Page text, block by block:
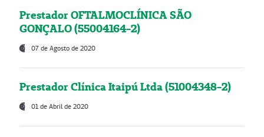
Prestador OFTALMOCLÍNICA SÃO
GONÇALO (55004164-2)
07 de Agosto de 2020
Prestador Clínica Itaipú Ltda (51004348-2)
01 de Abril de 2020